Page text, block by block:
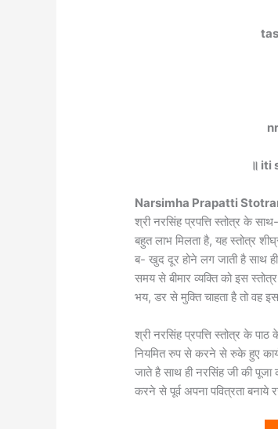
॥ iti
Narsimha Prapatti Stotram :
श्री नरसिंह प्रपत्ति स्तोत्र के
बहुत लाभ मिलता है, यह स्तोत्र
ब- खुद दूर होने लग जाती है साथ
समय से बीमार व्यक्ति को इस
भय, डर से मुक्ति चाहता है तो वह
श्री नरसिंह प्रपत्ति स्तोत्र के
नियमित रुप से करने से रुके हुए
जाते है साथ ही नरसिंह जी की
करने से पूर्व अपना पवित्रता